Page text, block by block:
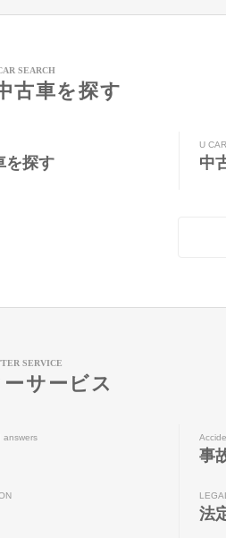
SEARCH
古車を探す
を探す
U
中
SERVICE
サービス
answers
事
法